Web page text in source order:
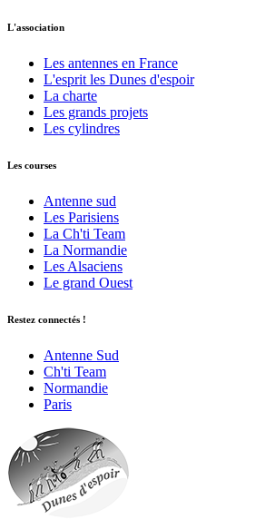
L'association
Les antennes en France
L'esprit les Dunes d'espoir
La charte
Les grands projets
Les cylindres
Les courses
Antenne sud
Les Parisiens
La Ch'ti Team
La Normandie
Les Alsaciens
Le grand Ouest
Restez connectés !
Antenne Sud
Ch'ti Team
Normandie
Paris